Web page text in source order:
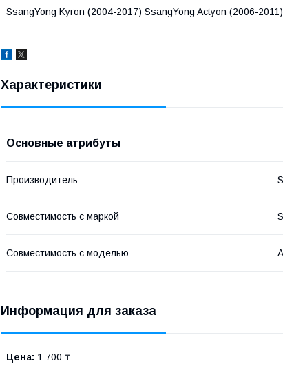
SsangYong Kyron (2004-2017) SsangYong Actyon (2006-
Характеристики
Основные атрибуты
Производитель
Совместимость с маркой
Совместимость с моделью
Информация для заказа
Цена: 1 700 ₸